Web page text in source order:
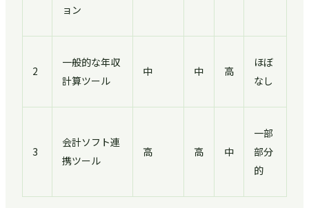
ョン
2
一般的な年収
計算ツール
中 中 高
ほぼ
なし
3
会計ソフト連
携ツール
高 高 中
一部
部分
的